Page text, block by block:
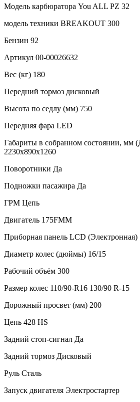
Модель карбюратора You ALL PZ 32
модель техники BREAKOUT 300
Бензин 92
Артикул 00-00026632
Вес (кг) 180
Передний тормоз дисковый
Высота по седлу (мм) 750
Передняя фара LED
Габариты в собранном состоянии,
2230х890х1260
Поворотники Да
Подножки пасажира Да
ГРМ Цепь
Двигатель 175FMM
Приборная панель LCD (Электронная)
Диаметр колес (дюймы) 16/15
Рабочий объём 300
Размер колес 110/90-R16 130/90 R-15
Дорожный просвет (мм) 200
Цепь 428 HS
Задний стоп-сигнал Да
Задний тормоз Дисковый
Руль Сталь
Запуск двигателя Электростартер